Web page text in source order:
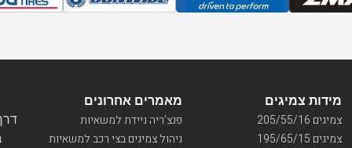
דרך
מאמרים אחרונים
פנצ’ריה ניידת למשאיות
ניהול צמיגים בצי רכב למשאיות
מידות צמיגים
צמיגים 205/55/16
צמיגים 195/65/15